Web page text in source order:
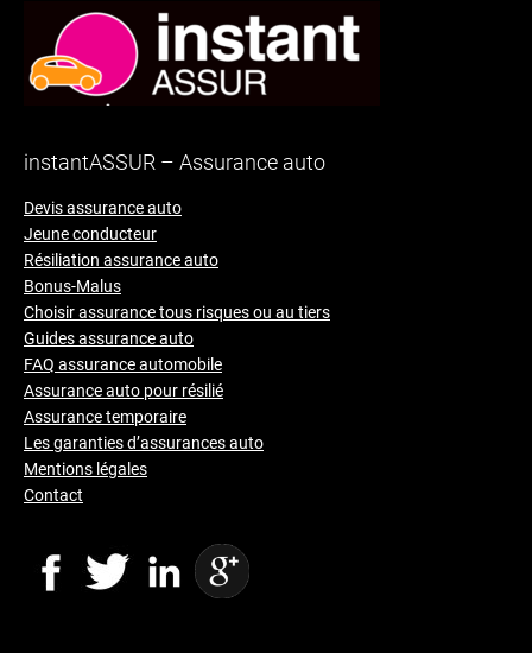
instantASSUR – Assurance auto
Devis assurance auto
Jeune conducteur
Résiliation assurance auto
Bonus-Malus
Choisir assurance tous risques ou au tiers
Guides assurance auto
FAQ assurance automobile
Assurance auto pour résilié
Assurance temporaire
Les garanties d’assurances auto
Mentions légales
Contact